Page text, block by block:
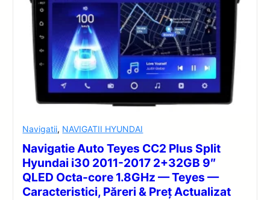
Navigatii, NAVIGATII HYUNDAI
Navigatie Auto Teyes CC2 Plus Split
Hyundai i30 2011-2017 2+32GB 9″
QLED Octa-core 1.8GHz — Teyes —
Caracteristici, Păreri & Preț Actualizat